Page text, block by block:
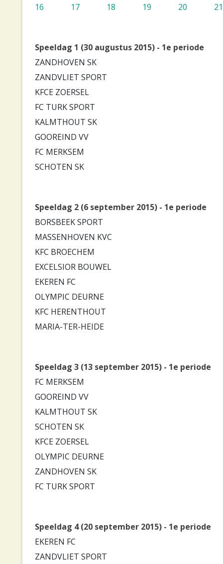
16
17 18 19 20 21
Speeldag 1 (30 augustus 2015) - 1e periode
ZANDHOVEN SK
ZANDVLIET SPORT
KFCE ZOERSEL
FC TURK SPORT
KALMTHOUT SK
GOOREIND VV
FC MERKSEM
SCHOTEN SK
Speeldag 2 (6 september 2015) - 1e periode
BORSBEEK SPORT
MASSENHOVEN KVC
KFC BROECHEM
EXCELSIOR BOUWEL
EKEREN FC
OLYMPIC DEURNE
KFC HERENTHOUT
MARIA-TER-HEIDE
Speeldag 3 (13 september 2015) - 1e periode
FC MERKSEM
GOOREIND VV
KALMTHOUT SK
SCHOTEN SK
KFCE ZOERSEL
OLYMPIC DEURNE
ZANDHOVEN SK
FC TURK SPORT
Speeldag 4 (20 september 2015) - 1e periode
EKEREN FC
ZANDVLIET SPORT